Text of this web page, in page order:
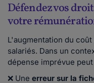
Défendez vos
votre
L'augmentation du
salariés. Dans un
dépense imprévue
❌ Une erreur sur la